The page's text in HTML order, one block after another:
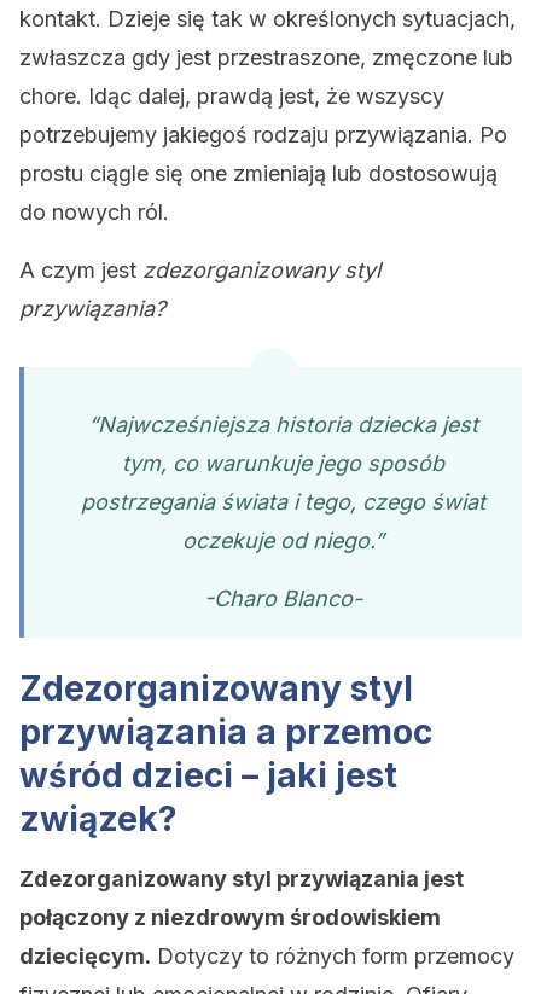
kontakt. Dzieje się tak w określonych sytuacjach,
zwłaszcza gdy jest przestraszone, zmęczone lub
chore. Idąc dalej, prawdą jest, że wszyscy
potrzebujemy jakiegoś rodzaju przywiązania. Po
prostu ciągle się one zmieniają lub dostosowują
do nowych ról.
A czym jest zdezorganizowany styl
przywiązania?
“Najwcześniejsza historia dziecka jest
tym, co warunkuje jego sposób
postrzegania świata i tego, czego świat
oczekuje od niego.”
-Charo Blanco-
Zdezorganizowany styl
przywiązania a przemoc
wśród dzieci – jaki jest
związek?
Zdezorganizowany styl przywiązania jest
połączony z niezdrowym środowiskiem
dziecięcym. Dotyczy to różnych form przemocy